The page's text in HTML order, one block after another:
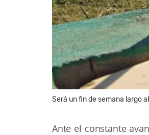
Será un fin de semana largo
Ante el constante